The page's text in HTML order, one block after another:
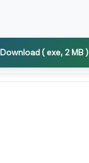
Download ( exe, 2 MB )